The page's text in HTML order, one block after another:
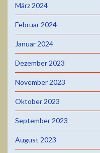
März 2024
Februar 2024
Januar 2024
Dezember 2023
November 2023
Oktober 2023
September 2023
August 2023